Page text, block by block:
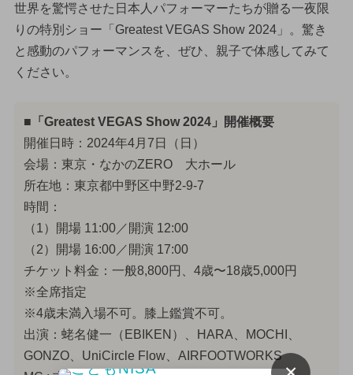
世界を驚愕させた日本人パフォーマーたちが贈る一夜限
りの特別ショー「Greatest VEGAS Show 2024」。驚き
と感動のパフォーマンスを、ぜひ、親子で体感してみて
ください。
■「Greatest VEGAS Show 2024」開催概要
開催日時：2024年4月7日（日）
会場：東京・なかのZERO 大ホール
所在地：東京都中野区中野2-9-7
時間：
（1）開場 11:00／開演 12:00
（2）開場 16:00／開演 17:00
チケット料金：一般8,800円、4歳〜18歳5,000円
※全席指定
※4歳未満入場不可。膝上鑑賞不可。
出演：蛯名健一（EBIKEN）、HARA、MOCHI、
GONZO、UniCircle Flow、AIRFOOTWORKS